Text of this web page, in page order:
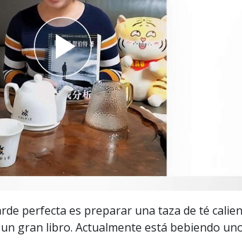
perfecta es preparar una taza de té
gran libro. Actualmente está bebiendo